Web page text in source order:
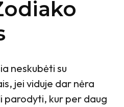
neskubėti su
jei viduje dar nėra
parodyti, kur per daug